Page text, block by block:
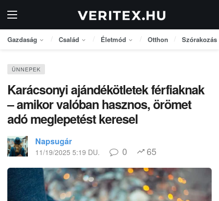
Gazdaság Család Életmód Otthon Szórakozás
ÜNNEPEK
Karácsonyi ajándékötletek férfiaknak
– amikor valóban hasznos, örömet
adó meglepetést keresel
Napsugár
11/19/2025 5:19 DU. 0 65